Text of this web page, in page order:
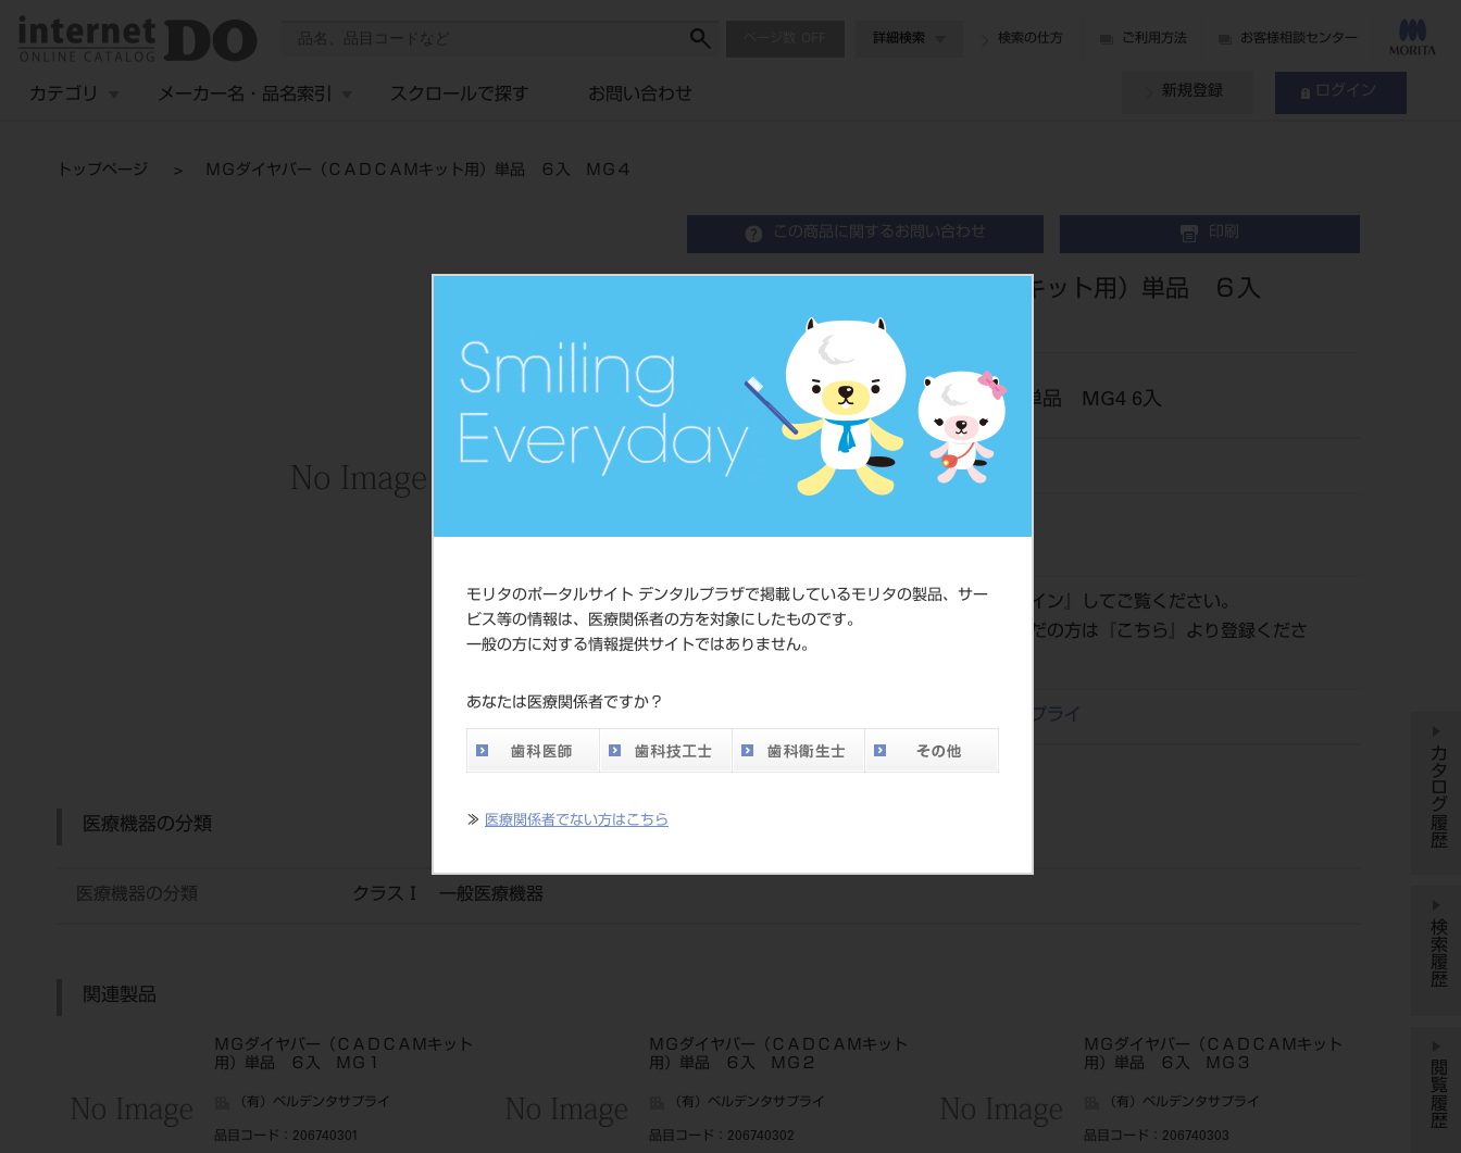
モリタのポータルサイト デンタルプラザで掲載しているモリタの製品、サー
ビス等の情報は、医療関係者の方を対象にしたものです。
一般の方に対する情報提供サイトではありません。
あなたは医療関係者ですか？
≫ 医療関係者でない方はこちら
詳細検索 検索の仕方 ご利用方法 お客様相談センター
カテゴリ メーカー名・品名索引 スクロールで探す お問い合わせ 新規登録 ログイン
トップページ ＭＧダイヤバー（ＣＡＤＣＡＭキット用）単品 ６入 ＭＧ４
この商品に関するお問い合わせ 印刷
ＭＧダイヤバー（ＣＡＤＣＡＭキット用）単品 ６入
MGダイヤバー（CADCAMキット用）単品 MG4 6入
品目コード 206740304
4560251600993
標準価格
価格の確認は『 ログイン 』してご覧ください。
ネット会員登録がまだの方は『
こちら
』より登録くださ
（有）ベルデンタサプライ
医療機器の分類
医療機器の分類 クラスⅠ 一般医療機器
関連製品
ＭＧダイヤバー（ＣＡＤＣＡＭキット
用）単品 ６入 ＭＧ１
（有）ベルデンタサプライ
品目コード ：206740301
ＭＧダイヤバー（ＣＡＤＣＡＭキット
用）単品 ６入 ＭＧ２
（有）ベルデンタサプライ
品目コード ：206740302
ＭＧダイヤバー（ＣＡＤＣＡＭキット
用）単品 ６入 ＭＧ３
（有）ベルデンタサプライ
品目コード ：206740303
カタログ履歴
検索履歴
閲覧履歴